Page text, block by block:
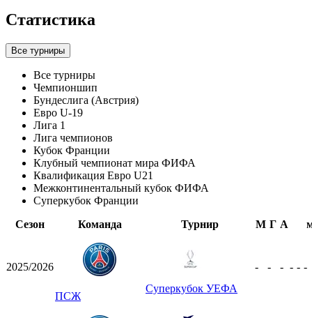
Статистика
Все турниры
Все турниры
Чемпионшип
Бундеслига (Австрия)
Евро U-19
Лига 1
Лига чемпионов
Кубок Франции
Клубный чемпионат мира ФИФА
Квалификация Евро U21
Межконтинентальный кубок ФИФА
Суперкубок Франции
Сезон
Команда Турнир М Г А
2025/2026
ПСЖ
Суперкубок УЕФА
- - - - - -